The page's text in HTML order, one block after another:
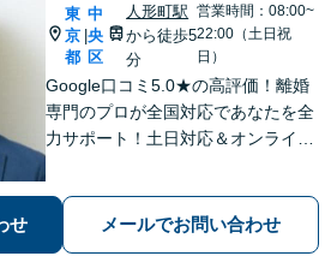
東
京
都
|
中
央
区
人形町駅
から徒歩5
分
営業時間：08:00~
22:00（土日祝
日）
Google口コミ5.0★の高評価！離婚
専門のプロが全国対応であなたを全
力サポート！土日対応＆オンライン
談30分無料、まずはお気軽にご相談
ください！
せ メールでお問い合わせ